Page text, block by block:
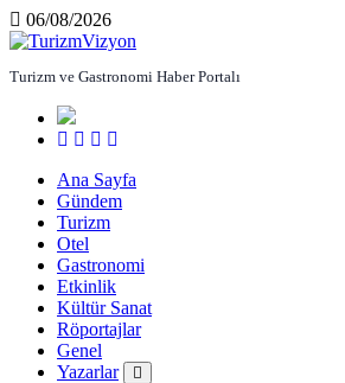
İçeriğe
atla
06/08/2026
Turizm ve Gastronomi Haber Portalı
Ana Sayfa
Gündem
Turizm
Otel
Gastronomi
Etkinlik
Kültür Sanat
Röportajlar
Genel
Yazarlar